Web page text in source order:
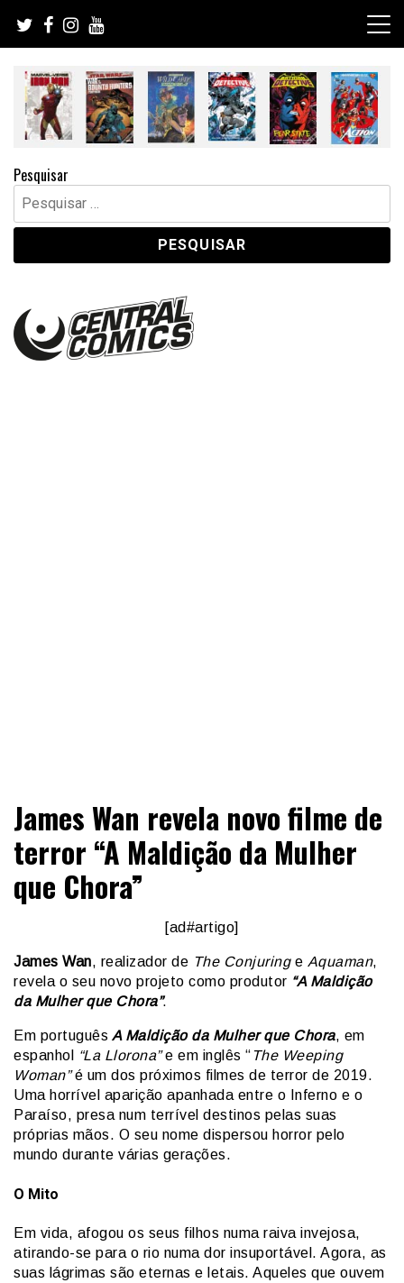
content
Pesquisar
Pesquisar
por:
Central Comics
James Wan revela novo filme de
terror “A Maldição da Mulher
que Chora”
[ad#artigo]
James Wan, realizador de The Conjuringe Aquaman,
revela o seu novo projeto como produtor “A Maldição
da Mulher que Chora”.
Em português A Maldição da Mulher que Chora, em
espanhol
“La Llorona”e em inglês “ The Weeping
Woman”é um dos próximos filmes de terror de 2019.
Uma horrível aparição apanhada entre o Inferno e o
Paraíso, presa num terrível destinos pelas suas
próprias mãos. O seu nome dispersou horror pelo
mundo durante várias gerações.
O Mito
Em vida, afogou os seus filhos numa raiva invejosa,
atirando-se para o rio numa dor insuportável. Agora, as
suas lágrimas são eternas e letais. Aqueles que ouvem